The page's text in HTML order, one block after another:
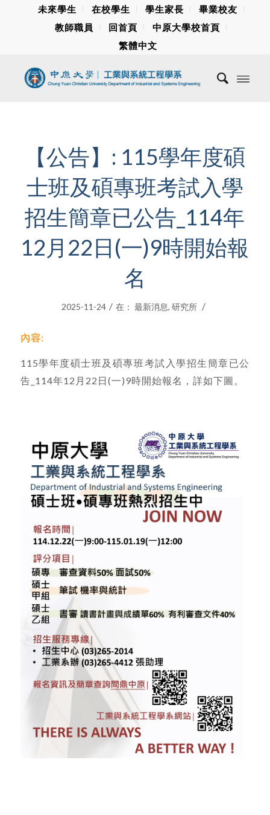
未來學生 在校學生 學生家長
畢業校友
教師職員
回首頁
中原大學校首頁
繁體中文
【公告】: 115學年度碩
士班及碩專班考試入學
招生簡章已公告_114年
12月22日(一)9時開始報
名
2025-11-24 / 在： 最新消息, 研究所 /
內容:
115學年度碩士班及碩專班考試入學招生簡章已公
告_114年12月22日(一)9時開始報名，詳如下圖。